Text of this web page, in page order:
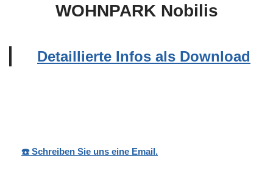
WOHNPARK Nobilis
Detaillierte Infos als Download
☎️ Schreiben Sie uns eine Email.